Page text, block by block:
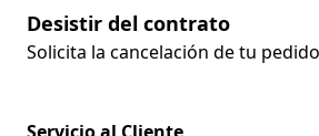
Desistir del contrato
Solicita la cancelación de tu